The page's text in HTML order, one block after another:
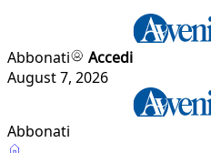
Abbonati
Accedi
August 7, 2026
Abbonati